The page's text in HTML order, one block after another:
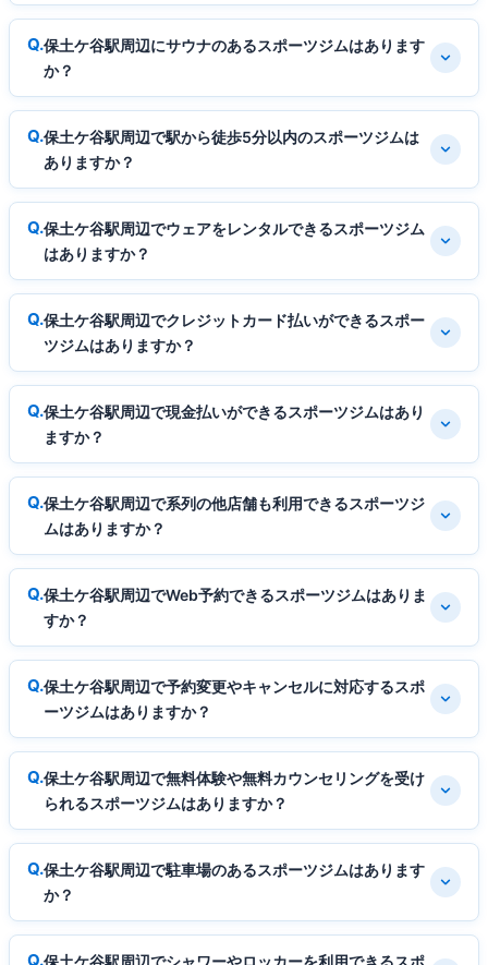
保土ケ谷駅周辺にサウナのあるスポーツジムはあります
か？
保土ケ谷駅周辺で駅から徒歩5分以内のスポーツジムは
ありますか？
保土ケ谷駅周辺でウェアをレンタルできるスポーツジム
はありますか？
保土ケ谷駅周辺でクレジットカード払いができるスポー
ツジムはありますか？
保土ケ谷駅周辺で現金払いができるスポーツジムはあり
ますか？
保土ケ谷駅周辺で系列の他店舗も利用できるスポーツジ
ムはありますか？
保土ケ谷駅周辺でWeb予約できるスポーツジムはありま
すか？
保土ケ谷駅周辺で予約変更やキャンセルに対応するスポ
ーツジムはありますか？
保土ケ谷駅周辺で無料体験や無料カウンセリングを受け
られるスポーツジムはありますか？
保土ケ谷駅周辺で駐車場のあるスポーツジムはあります
か？